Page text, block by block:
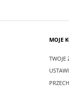
MOJE
TWOJE